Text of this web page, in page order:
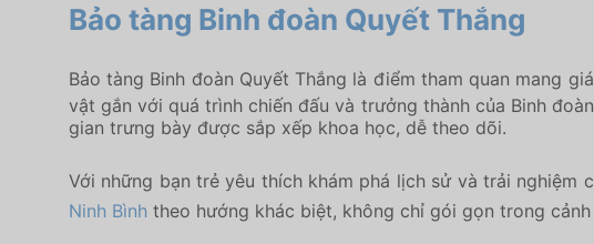
Bảo tàng Binh đoàn Quyết Thắng
Bảo tàng Binh đoàn Quyết Thắng là điểm tham quan mang
vật gắn với quá trình chiến đấu và trưởng thành của Binh
gian trưng bày được sắp xếp khoa học, dễ theo dõi.
Với những bạn trẻ yêu thích khám phá lịch sử và trải nghiệm
Ninh Bình theo hướng khác biệt, không chỉ gói gọn trong